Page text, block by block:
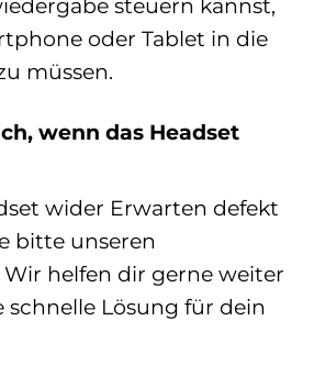
oder Tablet in die
müssen.
wenn das Headset
wider Erwarten defekt
bitte unseren
Wir helfen dir gerne weiter
Lösung für dein